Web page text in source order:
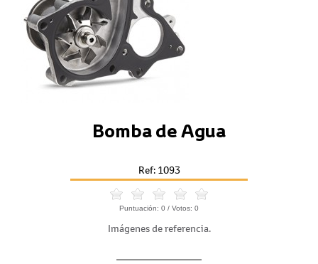
Bomba de Agua
Ref: 1093
Puntuación: 0 / Votos: 0
Imágenes de referencia.